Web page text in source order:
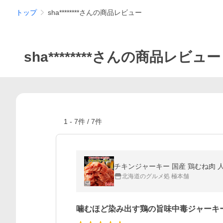
トップ sha********さんの商品レビュー
sha********さんの商品レビュー
1 - 7件 / 7件
北海道のグルメ処 極本舗
噛むほど染み出す鶏の旨味中毒ジャーキ